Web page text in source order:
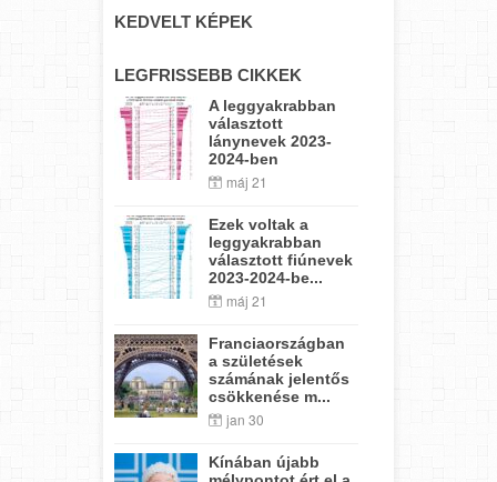
KEDVELT KÉPEK
LEGFRISSEBB CIKKEK
A leggyakrabban
választott
lánynevek 2023-
2024-ben
máj 21
Ezek voltak a
leggyakrabban
választott fiúnevek
2023-2024-be...
máj 21
Franciaországban
a születések
számának jelentős
csökkenése m...
jan 30
Kínában újabb